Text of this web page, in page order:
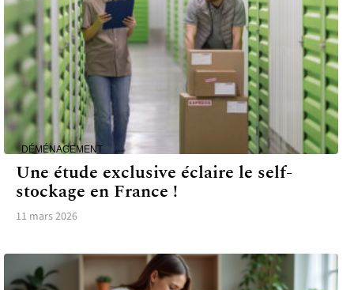
DÉMÉNAGEMENT
Une étude exclusive éclaire le self-
stockage en France !
11 mars 2026